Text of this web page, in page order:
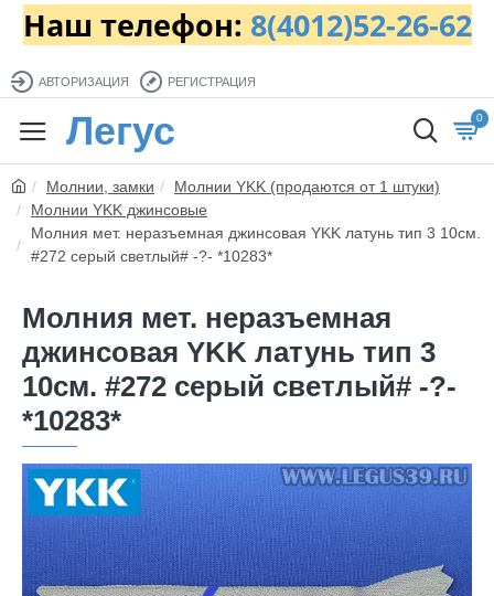
Наш телефон: 8(4012)52-26-62
АВТОРИЗАЦИЯ РЕГИСТРАЦИЯ
Легус 0
Молнии, замки
Молнии YKK (продаются от 1 штуки)
Молнии YKK джинсовые
Молния мет. неразъемная джинсовая YKK латунь тип 3 10см.
#272 серый светлый# -?- *10283*
Молния мет. неразъемная
джинсовая YKK латунь тип 3
10см. #272 серый светлый# -?-
*10283*